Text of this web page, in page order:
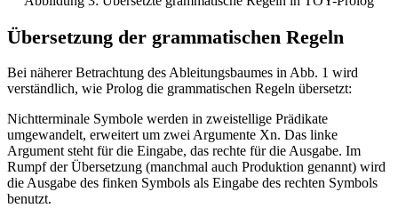
Übersetzung der grammatischen Regeln
Bei näherer Betrachtung des Ableitungsbaumes in Abb. 1 wird
verständlich, wie Prolog die grammatischen Regeln übersetzt:
Nichtterminale Symbole werden in zweistellige Prädikate
umgewandelt, erweitert um zwei Argumente Xn. Das linke
Argument steht für die Eingabe, das rechte für die Ausgabe. Im
Rumpf der Übersetzung (manchmal auch Produktion genannt) wird
die Ausgabe des finken Symbols als Eingabe des rechten Symbols
benutzt.